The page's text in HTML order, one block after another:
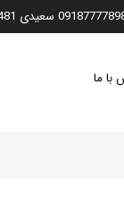
سعیدی 09185568481
با ما